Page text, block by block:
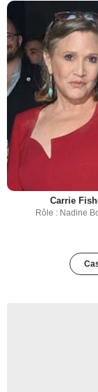
Carrie
Rôle : Nadine